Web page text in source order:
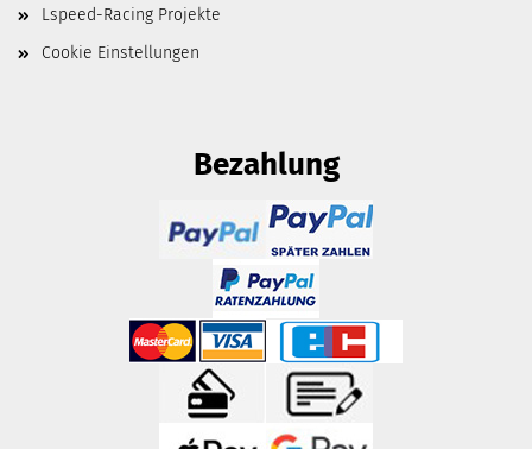
Lspeed-Racing Projekte
Cookie Einstellungen
Bezahlung